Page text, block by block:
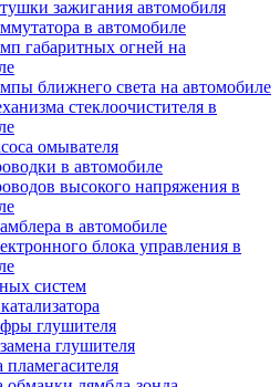
зажигания автомобиля
в автомобиле
габаритных огней на
ближнего света на автомобиле
стеклоочистителя в
омывателя
в автомобиле
высокого напряжения в
в автомобиле
блока управления в
систем
глушителя
глушителя
пламегасителя